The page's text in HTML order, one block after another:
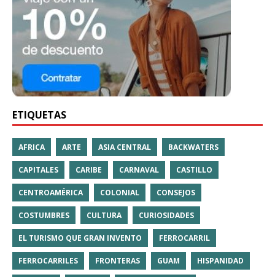
ETIQUETAS
AFRICA ARTE ASIA CENTRAL BACKWATERS
CAPITALES CARIBE CARNAVAL CASTILLO
CENTROAMÉRICA COLONIAL CONSEJOS
COSTUMBRES CULTURA CURIOSIDADES
EL TURISMO QUE GRAN INVENTO FERROCARRIL
FERROCARRILES FRONTERAS GUAM HISPANIDAD